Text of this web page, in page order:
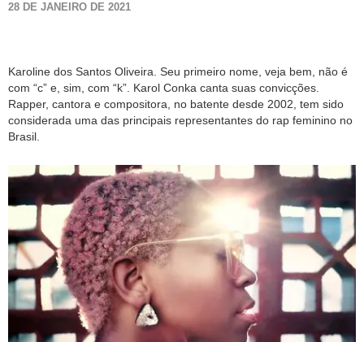
28 DE JANEIRO DE 2021
Karoline dos Santos Oliveira. Seu primeiro nome, veja bem, não é
com “c” e, sim, com “k”. Karol Conka canta suas convicções.
Rapper, cantora e compositora, no batente desde 2002, tem sido
considerada uma das principais representantes do rap feminino no
Brasil.